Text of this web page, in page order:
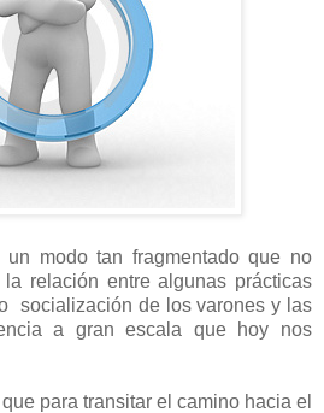
modo tan fragmentado que no
relación entre algunas prácticas
socialización de los varones y las
a gran escala que hoy nos
para transitar el camino hacia el